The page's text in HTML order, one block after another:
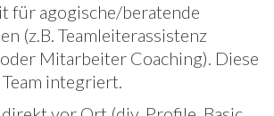
für agogische/beratende
(z.B. Teamleiterassistenz
Mitarbeiter Coaching). Diese
integriert.